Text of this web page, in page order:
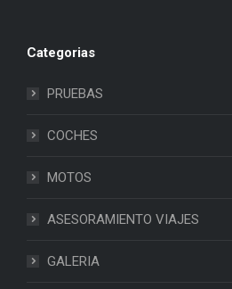
Categorias
PRUEBAS
COCHES
MOTOS
ASESORAMIENTO VIAJES
GALERIA